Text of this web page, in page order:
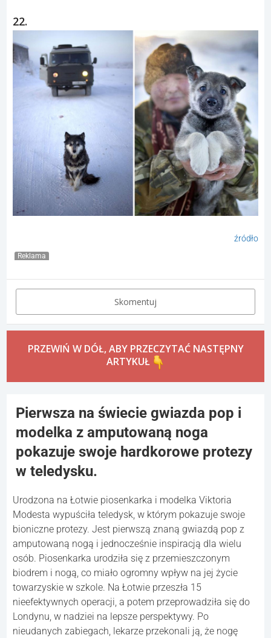
22.
źródło
Reklama
Skomentuj
PRZEWIŃ W DÓŁ, ABY PRZECZYTAĆ NASTĘPNY
ARTYKUŁ
Pierwsza na świecie gwiazda pop i
modelka z amputowaną noga
pokazuje swoje hardkorowe protezy
w teledysku.
Urodzona na Łotwie piosenkarka i modelka Viktoria
Modesta wypuściła teledysk, w którym pokazuje swoje
bioniczne protezy. Jest pierwszą znaną gwiazdą pop z
amputowaną nogą i jednocześnie inspiracją dla wielu
osób. Piosenkarka urodziła się z przemieszczonym
biodrem i nogą, co miało ogromny wpływ na jej życie
towarzyskie w szkole. Na Łotwie przeszła 15
nieefektywnych operacji, a potem przeprowadziła się do
Londynu, w nadziei na lepsze perspektywy. Po
nieudanych zabiegach, lekarze przekonali ją, że nogę